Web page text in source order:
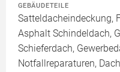
GEBÄUDETEILE
Satteldacheindeckung,
Asphalt Schindeldach,
Schieferdach,
Notfallreparaturen,